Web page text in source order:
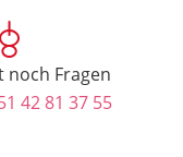
Fragen
42 81 37 55